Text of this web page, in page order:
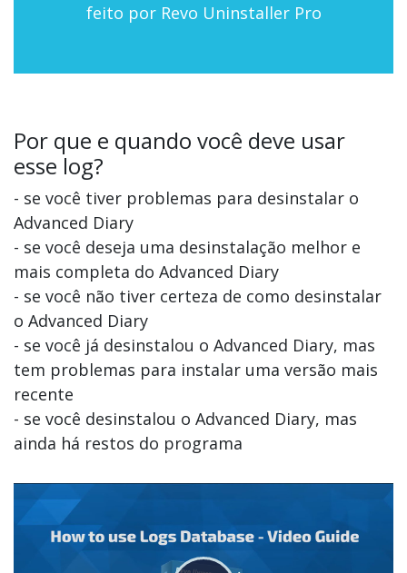
feito por Revo Uninstaller Pro
Por que e quando você deve usar
esse log?
- se você tiver problemas para desinstalar o
Advanced Diary
- se você deseja uma desinstalação melhor e
mais completa do Advanced Diary
- se você não tiver certeza de como desinstalar
o Advanced Diary
- se você já desinstalou o Advanced Diary, mas
tem problemas para instalar uma versão mais
recente
- se você desinstalou o Advanced Diary, mas
ainda há restos do programa